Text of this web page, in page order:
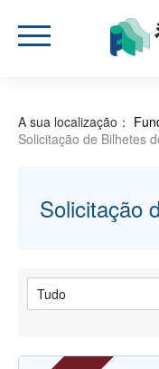
A sua localização：
Solicitação de Bilhetes
Solicitação